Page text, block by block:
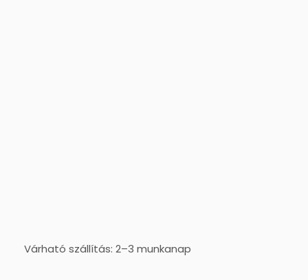
Várható szállítás: 2–3 munkanap